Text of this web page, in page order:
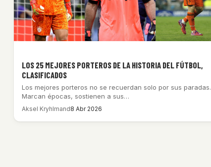
LOS 25 MEJORES PORTEROS DE LA HISTORIA DEL FÚTBOL,
CLASIFICADOS
Los mejores porteros no se recuerdan solo por sus paradas.
Marcan épocas, sostienen a sus…
Aksel Kryhlmand8 Abr 2026